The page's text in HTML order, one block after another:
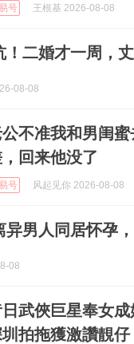
号 王根基 2026-08-08
！二婚才一周，
08-08
不准我和男闺
回来他没了
号 风起见你 2026-08-08
异男人同居怀孕
08
武俠巨星奉女
拍拖獲激讚靚仔